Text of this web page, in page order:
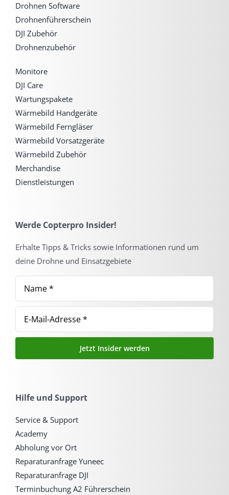
Drohnen Software
Drohnenführerschein
DJI Zubehör
Drohnenzubehör
Monitore
DJI Care
Wartungspakete
Wärmebild Handgeräte
Wärmebild Ferngläser
Wärmebild Vorsatzgeräte
Wärmebild Zubehör
Merchandise
Dienstleistungen
Werde Copterpro Insider!
Erhalte Tipps & Tricks sowie Informationen rund um
deine Drohne und Einsatzgebiete
Jetzt Insider werden
Hilfe und Support
Service & Support
Academy
Abholung vor Ort
Reparaturanfrage Yuneec
Reparaturanfrage DJI
Terminbuchung A2 Führerschein